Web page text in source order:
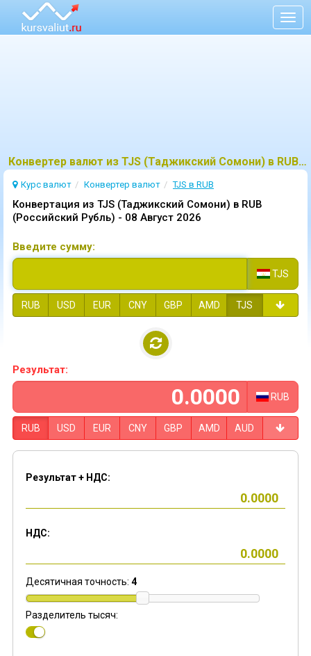
Конвертер валют из TJS (Таджикский Сомони) в RUB (Российский Рубль)
Курс валют Конвертер валют TJS в RUB
Конвертация из TJS (Таджикский Сомони) в RUB
(Российский Рубль) - 08 Август 2026
Введите сумму:
TJS
RUB USD EUR CNY GBP AMD TJS
Результат:
RUB
RUB USD EUR CNY GBP AMD AUD
Результат + НДС:
НДС:
Десятичная точность: 4
Разделитель тысяч: